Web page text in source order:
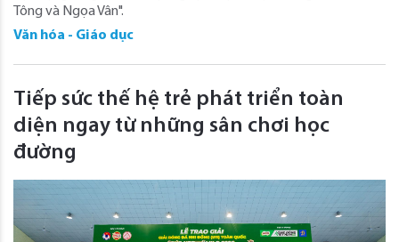
Tông và Ngọa Vân".
Văn hóa - Giáo dục
Tiếp sức thế hệ trẻ phát triển toàn
diện ngay từ những sân chơi học
đường